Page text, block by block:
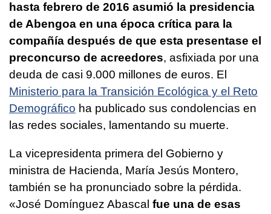
hasta febrero de 2016 asumió la presidencia
de Abengoa en una época crítica para la
compañía después de que esta presentase el
preconcurso de acreedores, asfixiada por una
deuda de casi 9.000 millones de euros. El
Ministerio para la Transición Ecológica y el Reto
Demográfico ha publicado sus condolencias en
las redes sociales, lamentando su muerte.
La vicepresidenta primera del Gobierno y
ministra de Hacienda, María Jesús Montero,
también se ha pronunciado sobre la pérdida.
«José Domínguez Abascal fue una de esas